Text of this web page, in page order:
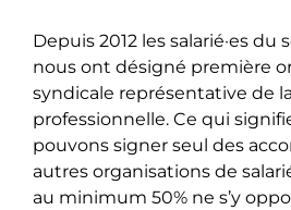
Depuis 2012 les salarié·es
nous ont désigné première
syndicale représentative de
professionnelle. Ce qui
pouvons signer seul des
autres organisations de
au minimum 50% ne s’y